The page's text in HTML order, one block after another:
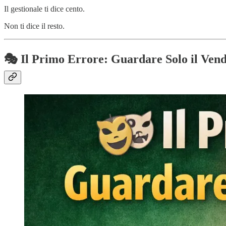
Il gestionale ti dice cento.
Non ti dice il resto.
🎭 Il Primo Errore: Guardare Solo il